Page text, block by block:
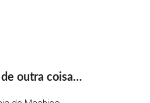
de outra coisa…